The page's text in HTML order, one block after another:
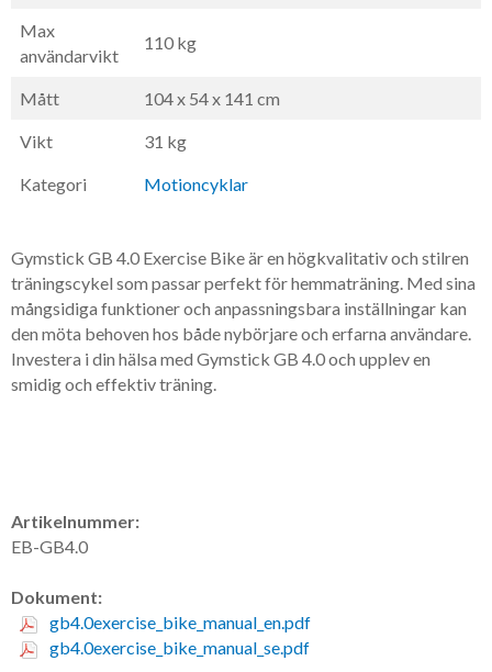
Max
användarvikt
110 kg
Mått 104 x 54 x 141 cm
Vikt 31 kg
Kategori Motioncyklar
Gymstick GB 4.0 Exercise Bike är en högkvalitativ och stilren
träningscykel som passar perfekt för hemmaträning. Med sina
mångsidiga funktioner och anpassningsbara inställningar kan
den möta behoven hos både nybörjare och erfarna användare.
Investera i din hälsa med Gymstick GB 4.0 och upplev en
smidig och effektiv träning.
Artikelnummer:
EB-GB4.0
Dokument:
gb4.0exercise_bike_manual_en.pdf
gb4.0exercise_bike_manual_se.pdf